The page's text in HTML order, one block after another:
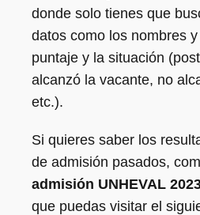
donde solo tienes que
datos como los nombres y
puntaje y la situación
alcanzó la vacante, no
etc.).
Si quieres saber los
de admisión pasados,
admisión UNHEVAL
que puedas visitar el